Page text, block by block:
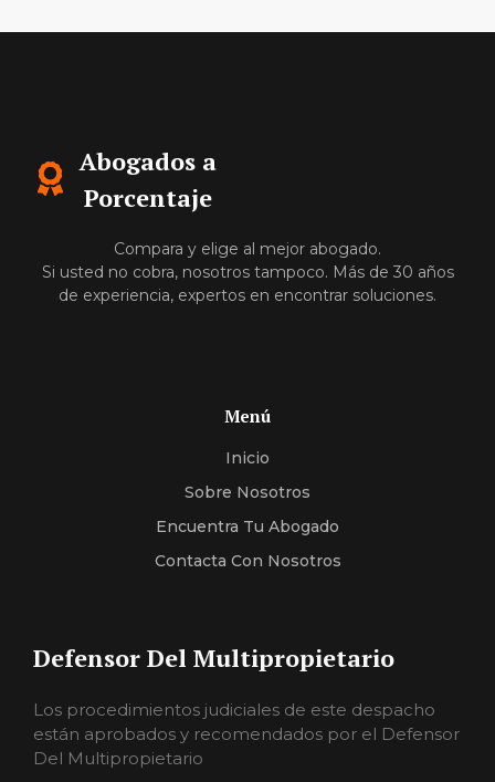
Abogados a
Porcentaje
Compara y elige al mejor abogado.
Si usted no cobra, nosotros tampoco. Más de 30 años
de experiencia, expertos en encontrar soluciones.
Menú
Inicio
Sobre Nosotros
Encuentra Tu Abogado
Contacta Con Nosotros
Defensor Del Multipropietario
Los procedimientos judiciales de este despacho
están aprobados y recomendados por el Defensor
Del Multipropietario